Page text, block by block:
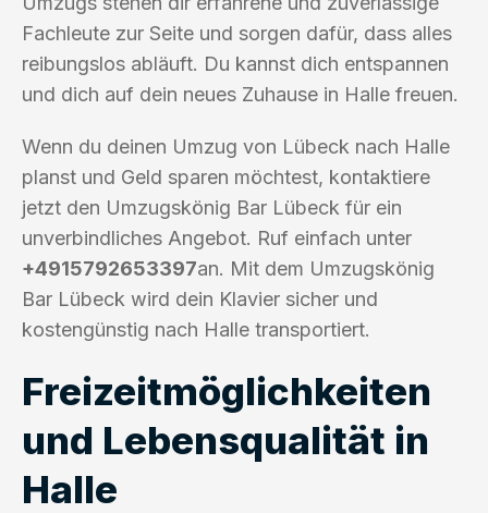
Fachleute zur Seite und sorgen dafür, dass alles
reibungslos abläuft. Du kannst dich entspannen
und dich auf dein neues Zuhause in Halle freuen.
Wenn du deinen Umzug von Lübeck nach Halle
planst und Geld sparen möchtest, kontaktiere
jetzt den Umzugskönig Bar Lübeck für ein
unverbindliches Angebot. Ruf einfach unter
+4915792653397an. Mit dem Umzugskönig
Bar Lübeck wird dein Klavier sicher und
kostengünstig nach Halle transportiert.
Freizeitmöglichkeiten
und Lebensqualität in
Halle